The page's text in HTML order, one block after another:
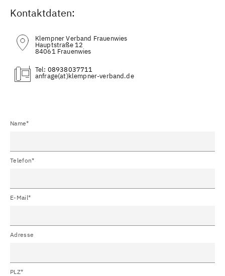
Kontaktdaten:
Klempner Verband Frauenwies
Hauptstraße 12
84061 Frauenwies
Tel: 08938037711
(at)
Name*
Telefon*
E-Mail*
Adresse
PLZ*